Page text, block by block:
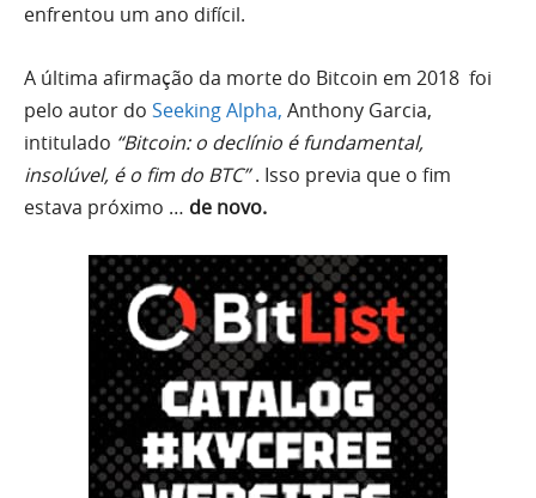
enfrentou um ano difícil.
A última afirmação da morte do Bitcoin em 2018 foi
pelo autor do Seeking Alpha, Anthony Garcia,
intitulado “Bitcoin: o declínio é fundamental,
insolúvel, é o fim do BTC”. Isso previa que o fim
estava próximo … de novo.